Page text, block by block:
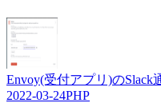
Envoy(受付アプリ)のSlack
2022-03-24PHP